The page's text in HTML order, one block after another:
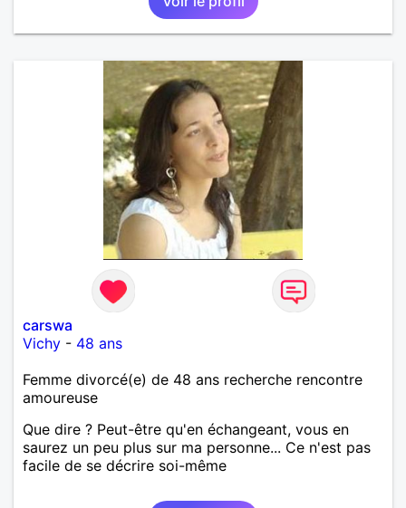
carswa
Vichy - 48 ans
Femme divorcé(e) de 48 ans recherche rencontre
amoureuse
Que dire ? Peut-être qu'en échangeant, vous en
saurez un peu plus sur ma personne... Ce n'est pas
facile de se décrire soi-même